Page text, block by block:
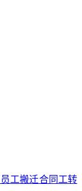
员工搬迁​​合同工转